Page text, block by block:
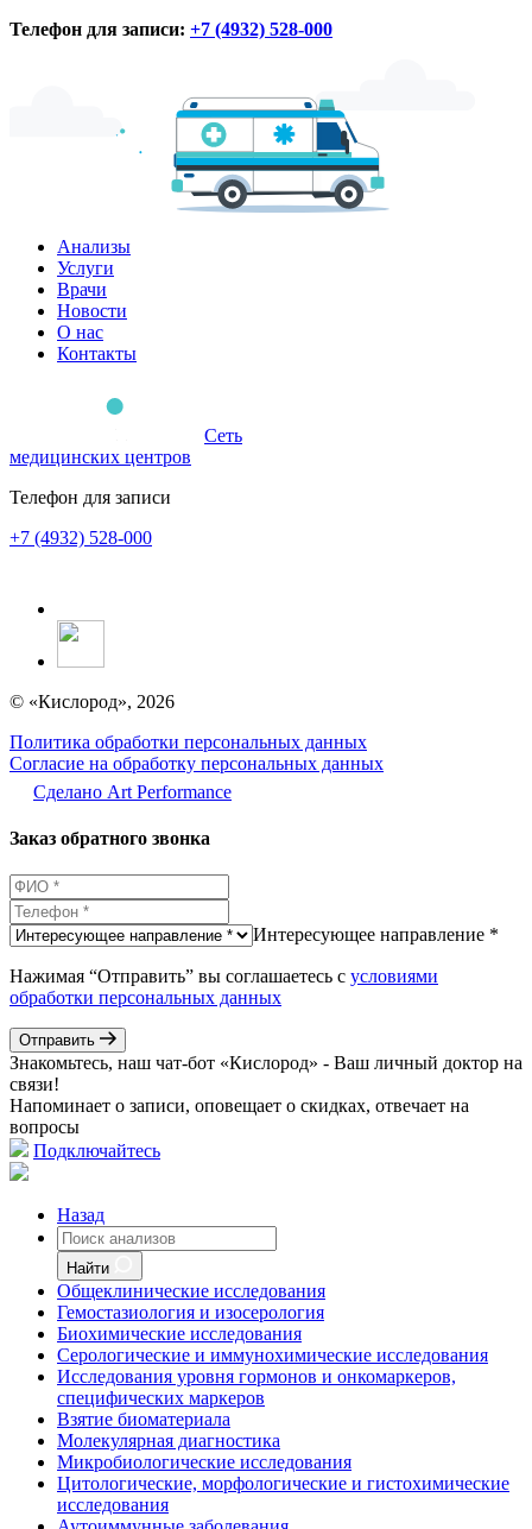
Телефон для записи: +7 (4932) 528-000
Анализы
Услуги
Врачи
Новости
О нас
Контакты
Сеть
медицинских центров
Телефон для записи
+7 (4932) 528-000
© «Кислород», 2026
Политика обработки персональных данных
Согласие на обработку персональных данных
Сделано Аrt Performance
Заказ обратного звонка
Интересующее направление *
Нажимая “Отправить” вы соглашаетесь с условиями
обработки персональных данных
Отправить
Знакомьтесь, наш чат-бот «Кислород» - Ваш личный доктор на
связи!
Напоминает о записи, оповещает о скидках, отвечает на
вопросы
Подключайтесь
Назад
Найти
Общеклинические исследования
Гемостазиология и изосерология
Биохимические исследования
Серологические и иммунохимические исследования
Исследования уровня гормонов и онкомаркеров,
специфических маркеров
Взятие биоматериала
Молекулярная диагностика
Микробиологические исследования
Цитологические, морфологические и гистохимические
исследования